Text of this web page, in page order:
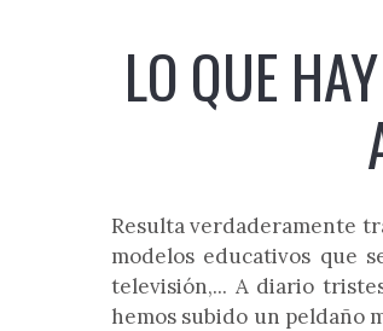
LO QUE
Resulta verdaderamente
modelos educativos que
televisión,... A diario
hemos subido un peldaño